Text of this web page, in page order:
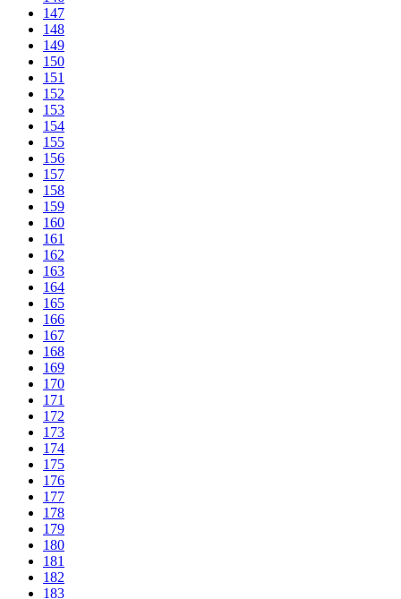
147
148
149
150
151
152
153
154
155
156
157
158
159
160
161
162
163
164
165
166
167
168
169
170
171
172
173
174
175
176
177
178
179
180
181
182
183